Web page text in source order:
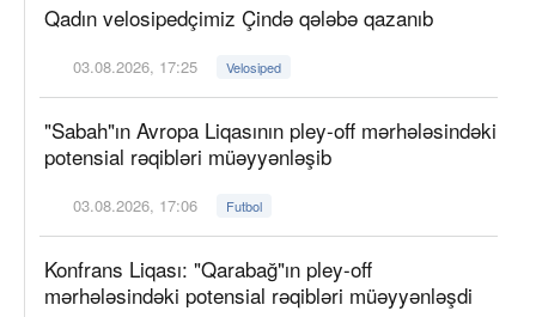
Qadın velosipedçimiz Çində qələbə qazanıb
03.08.2026, 17:25 Velosiped
"Sabah"ın Avropa Liqasının pley-off mərhələsindəki
potensial rəqibləri müəyyənləşib
03.08.2026, 17:06 Futbol
Konfrans Liqası: "Qarabağ"ın pley-off
mərhələsindəki potensial rəqibləri müəyyənləşdi